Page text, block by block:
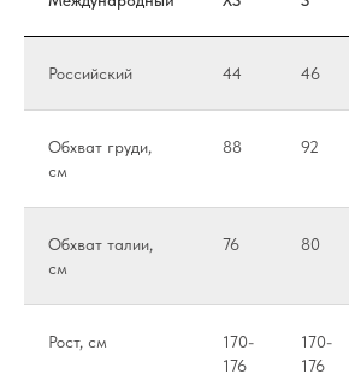
Российский 44 46
Обхват груди,
см
88 92
Обхват талии,
см
76 80
Рост, см
170-
176
170-
176